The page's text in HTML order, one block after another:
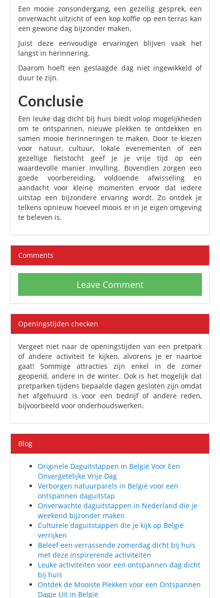
Een mooie zonsondergang, een gezellig gesprek, een
onverwacht uitzicht of een kop koffie op een terras kan
een gewone dag bijzonder maken.
Juist deze eenvoudige ervaringen blijven vaak het
langst in herinnering.
Daarom hoeft een geslaagde dag niet ingewikkeld of
duur te zijn.
Conclusie
Een leuke dag dicht bij huis biedt volop mogelijkheden
om te ontspannen, nieuwe plekken te ontdekken en
samen mooie herinneringen te maken. Door te kiezen
voor natuur, cultuur, lokale evenementen of een
gezellige fietstocht geef je je vrije tijd op een
waardevolle manier invulling. Bovendien zorgen een
goede voorbereiding, voldoende afwisseling en
aandacht voor kleine momenten ervoor dat iedere
uitstap een bijzondere ervaring wordt. Zo ontdek je
telkens opnieuw hoeveel moois er in je eigen omgeving
te beleven is.
Comments
Leave Comment
Openingstijden checken
Vergeet niet naar de openingstijden van een pretpark
of andere activiteit te kijken, alvorens je er naartoe
gaat! Sommige attracties zijn enkel in de zomer
geopend, andere in de winter. Ook is het mogelijk dat
pretparken tijdens bepaalde dagen gesloten zijn omdat
het afgehuurd is voor een bedrijf of andere reden,
bijvoorbeeld voor onderhoudswerken.
Blog
Originele Daguitstappen in België Voor Een
Onvergetelijke Vrije Dag
Verborgen natuurparels in België voor een
ontspannen daguitstap
Onverwachte daguitstappen in Nederland die je
weekend bijzonder maken
Culturele daguitstappen die je kijk op België
verrijken
Beleef een verrassende zomerdag dicht bij huis
met deze inspirerende activiteiten
Leuke activiteiten voor een ontspannen dag dicht
bij huis
Ontdek de Mooiste Plekken voor een Ontspannen
Dagje Uit in België